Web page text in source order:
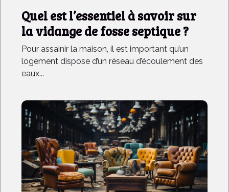
Quel est l’essentiel à savoir sur
la vidange de fosse septique ?
Pour assainir la maison, il est important qu’un
logement dispose d’un réseau d’écoulement des
eaux...